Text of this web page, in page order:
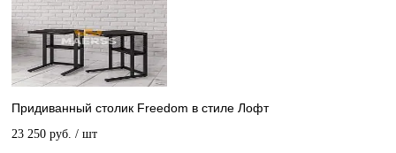
Придиванный столик Freedom в стиле Лофт
23 250 руб. / шт